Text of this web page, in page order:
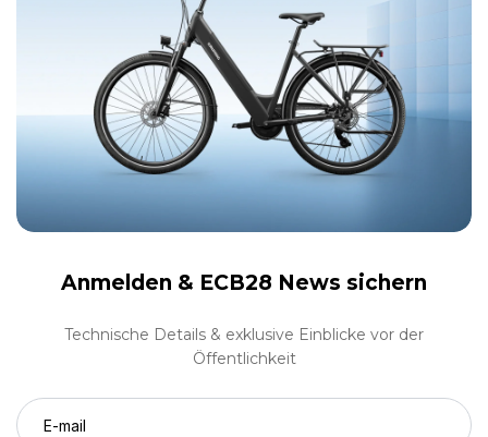
Anmelden & ECB28 News sichern
Technische Details & exklusive Einblicke vor der
Öffentlichkeit